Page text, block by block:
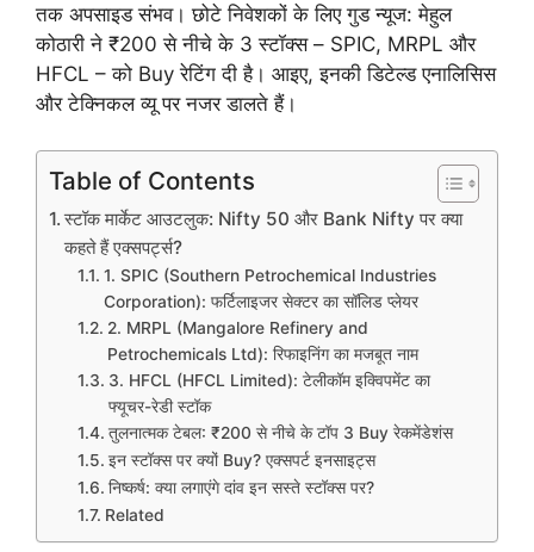
तक अपसाइड संभव। छोटे निवेशकों के लिए गुड न्यूज: मेहुल
कोठारी ने ₹200 से नीचे के 3 स्टॉक्स – SPIC, MRPL और
HFCL – को Buy रेटिंग दी है। आइए, इनकी डिटेल्ड एनालिसिस
और टेक्निकल व्यू पर नजर डालते हैं।
Table of Contents
स्टॉक मार्केट आउटलुक: Nifty 50 और Bank Nifty पर क्या
कहते हैं एक्सपर्ट्स?
1. SPIC (Southern Petrochemical Industries
Corporation): फर्टिलाइजर सेक्टर का सॉलिड प्लेयर
2. MRPL (Mangalore Refinery and
Petrochemicals Ltd): रिफाइनिंग का मजबूत नाम
3. HFCL (HFCL Limited): टेलीकॉम इक्विपमेंट का
फ्यूचर-रेडी स्टॉक
तुलनात्मक टेबल: ₹200 से नीचे के टॉप 3 Buy रेकमेंडेशंस
इन स्टॉक्स पर क्यों Buy? एक्सपर्ट इनसाइट्स
निष्कर्ष: क्या लगाएंगे दांव इन सस्ते स्टॉक्स पर?
Related